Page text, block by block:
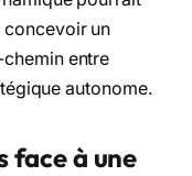
un
entre
autonome.
face à une